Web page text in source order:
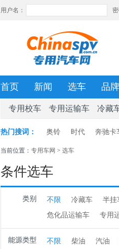
首页 新闻 选车 品牌
专用校车 专用运输车 冷藏
热门搜词： 奥铃 时代 奔驰卡
当前位置： 专用车网 > 选车
条件选车
类别 不限 冷藏车 半挂
危化品运输车
专用
能源类型 不限 柴油 汽油